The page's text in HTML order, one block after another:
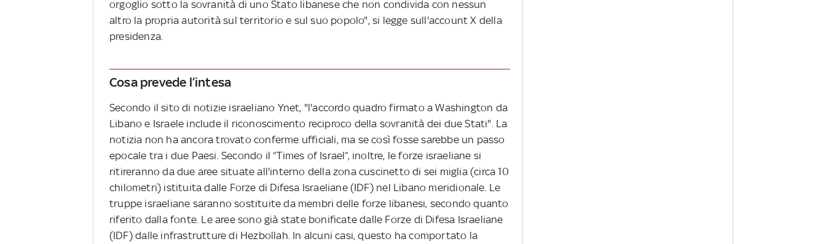
orgoglio sotto la sovranità di uno Stato libanese che non condivida con nessun
altro la propria autorità sul territorio e sul suo popolo", si legge sull'account X della
presidenza.
Cosa prevede l’intesa
Secondo il sito di notizie israeliano Ynet, "l'accordo quadro firmato a Washington da
Libano e Israele include il riconoscimento reciproco della sovranità dei due Stati". La
notizia non ha ancora trovato conferme ufficiali, ma se così fosse sarebbe un passo
epocale tra i due Paesi. Secondo il “Times of Israel”, inoltre, le forze israeliane si
ritireranno da due aree situate all'interno della zona cuscinetto di sei miglia (circa 10
chilometri) istituita dalle Forze di Difesa Israeliane (IDF) nel Libano meridionale. Le
truppe israeliane saranno sostituite da membri delle forze libanesi, secondo quanto
riferito dalla fonte. Le aree sono già state bonificate dalle Forze di Difesa Israeliane
(IDF) dalle infrastrutture di Hezbollah. In alcuni casi, questo ha comportato la